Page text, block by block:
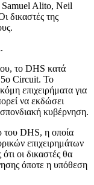
Samuel Alito, Neil
δικαστές της
το DHS κατά
5ο Circuit. Το
επιχειρήματα για
να εκδώσει
κυβέρνηση.
του DHS, η οποία
επιχειρημάτων
οι δικαστές θα
όποτε η υπόθεση